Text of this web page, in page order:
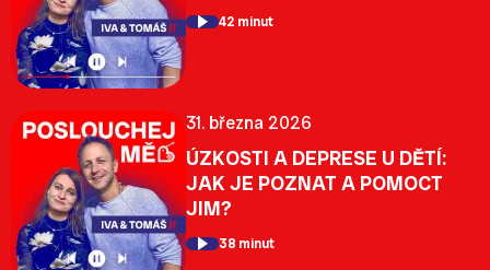
42 minut
31. března 2026
ÚZKOSTI A DEPRESE U DĚTÍ:
JAK JE POZNAT A POMOCT
JIM?
38 minut